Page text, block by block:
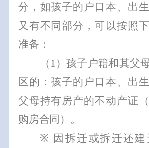
分，如孩子的户口本、出
又有不同部分，可以按照
准备：
（ 1 ）孩子 户籍和其父
区的：孩子的户口本、出生
父母持有房产的不动产证（
购房合同）。
※ 因拆迁或拆迁还